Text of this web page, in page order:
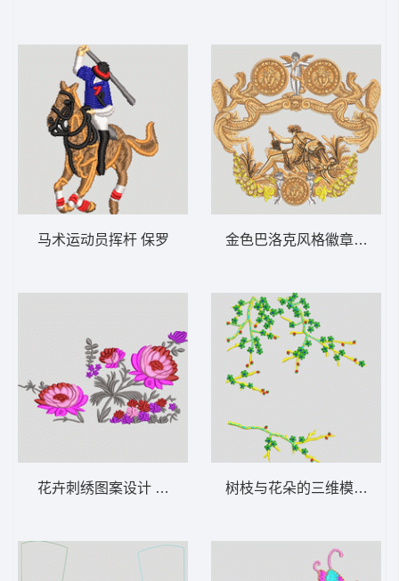
马术运动员挥杆 保罗
花卉刺绣图案设计 靓花
金色巴洛克风格徽章图案
树枝与花朵的三维模型 树花